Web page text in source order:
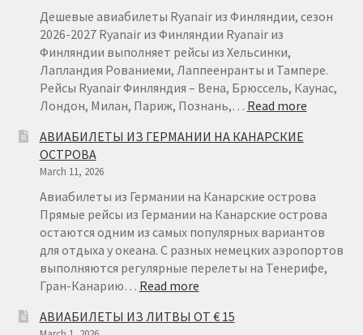
Дешевые авиабилеты Ryanair из Финляндии, сезон
2026-2027 Ryanair из Финляндии Ryanair из
Финляндии выполняет рейсы из Хельсинки,
Лапландия Рованиеми, Лаппеенранты и Тампере.
Рейсы Ryanair Финляндия – Вена, Брюссель, Каунас,
Лондон, Милан, Париж, Познань,… Read more:
€22
АВИАБИЛЕТЫ ИЗ ГЕРМАНИИ НА КАНАРСКИЕ
ОСТРОВА
March 11, 2026
Авиабилеты из Германии на Канарские острова
Прямые рейсы из Германии на Канарские острова
остаются одним из самых популярных вариантов
для отдыха у океана. С разных немецких аэропортов
выполняются регулярные перелеты на Тенерифе,
Гран-Канарию… Read more:
ИЗ
АВИАБИЛЕТЫ ИЗ ЛИТВЫ ОТ € 15